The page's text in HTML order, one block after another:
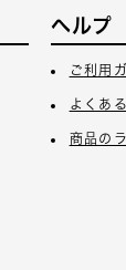
ヘルプ
ご利用
よくあ
商品の